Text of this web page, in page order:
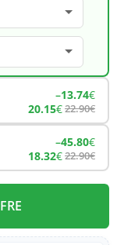
–13.74€
20.15€22.90€
–45.80€
18.32€22.90€